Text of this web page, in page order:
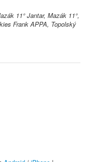
11° Jantar, Mazák 11°,
Frank APPA, Topolský